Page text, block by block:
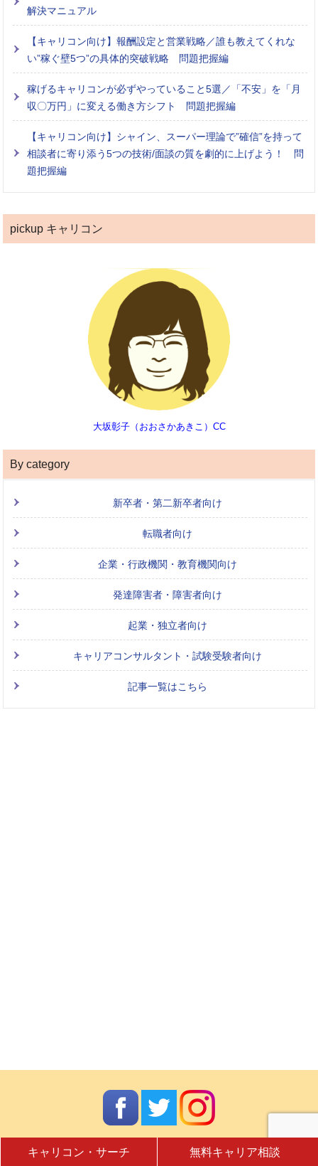
キャリコン・サーチ 無料キャリア相談
解決マニュアル
【キャリコン向け】報酬設定と営業戦略／誰も教えてくれな
い”稼ぐ壁5つ”の具体的突破戦略 問題把握編
稼げるキャリコンが必ずやっていること5選／「不安」を「月
収〇万円」に変える働き方シフト 問題把握編
【キャリコン向け】シャイン、スーパー理論で”確信”を持って
相談者に寄り添う5つの技術/面談の質を劇的に上げよう！ 問
題把握編
pickup キャリコン
大坂彰子（おおさかあきこ）CC
By category
新卒者・第二新卒者向け
転職者向け
企業・行政機関・教育機関向け
発達障害者・障害者向け
起業・独立者向け
キャリアコンサルタント・試験受験者向け
記事一覧はこちら